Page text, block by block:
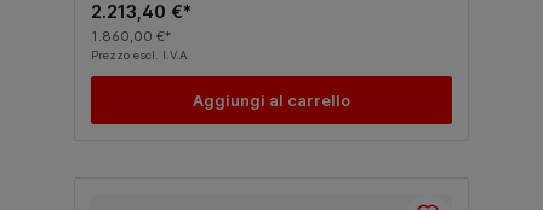
2.213,40 €*
1.860,00 €*
Prezzo escl. I.V.A.
Aggiungi al carrello